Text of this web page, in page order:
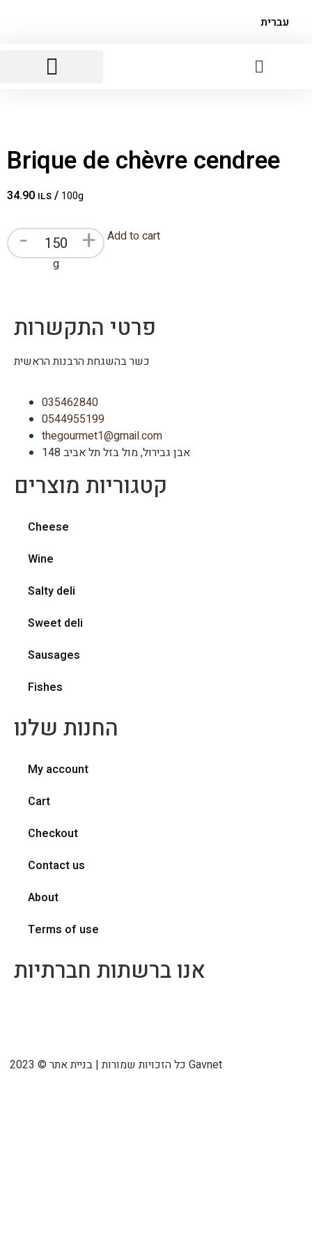
עברית
Brique de chèvre cendree
34.90 ILS / 100g
- +
g
Add to cart
פרטי התקשרות
כשר בהשגחת הרבנות הראשית
035462840
0544955199
thegourmet1@gmail.com
148 אבן גבירול, מול בזל תל אביב
קטגוריות מוצרים
Cheese
Wine
Salty deli
Sweet deli
Sausages
Fishes
החנות שלנו
My account
Cart
Checkout
Contact us
About
Terms of use
אנו ברשתות חברתיות
2023 © כל הזכויות שמורות | בניית אתר Gavnet